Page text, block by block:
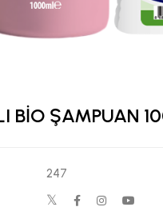
BİO ŞAMPUAN
247